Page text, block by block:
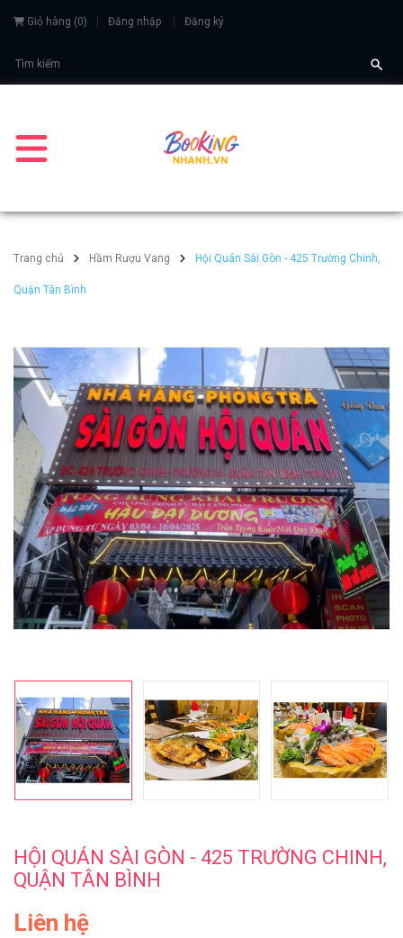
Giỏ hàng (0) Đăng nhập Đăng ký
Trang chủ Hầm Rượu Vang Hội Quán Sài Gòn - 425 Trường Chinh,
Quận Tân Bình
HỘI QUÁN SÀI GÒN - 425 TRƯỜNG CHINH,
QUẬN TÂN BÌNH
Liên hệ